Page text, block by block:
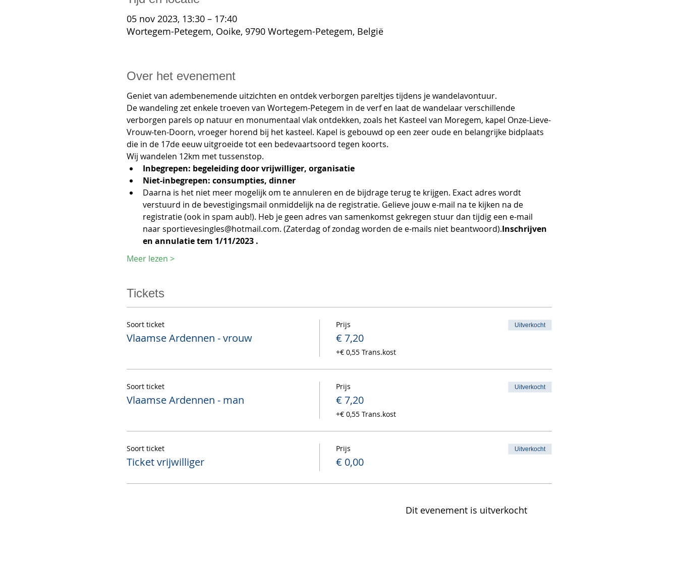
05 nov 2023, 13:30 – 17:40
Wortegem-Petegem, Ooike, 9790 Wortegem-Petegem, België
Over het evenement
Geniet van adembenemende uitzichten en ontdek verborgen pareltjes tijdens je wandelavontuur.
De wandeling zet enkele troeven van Wortegem-Petegem in de verf en laat de wandelaar verschillende
verborgen parels op natuur en monumentaal vlak ontdekken, zoals het Kasteel van Moregem, kapel Onze-Lieve-
Vrouw-ten-Doorn, vroeger horend bij het kasteel. Kapel is gebouwd op een zeer oude en belangrijke bidplaats
die in de 17de eeuw uitgroeide tot een bedevaartsoord tegen koorts.
Wij wandelen 12km met tussenstop.
Inbegrepen: begeleiding door vrijwilliger, organisatie
Niet-inbegrepen: consumpties, dinner
Daarna is het niet meer mogelijk om te annuleren en de bijdrage terug te krijgen. Exact adres wordt
verstuurd in de bevestigingsmail onmiddelijk na de registratie. Gelieve jouw e-mail na te kijken na de
registratie (ook in spam aub!). Heb je geen adres van samenkomst gekregen stuur dan tijdig een e-mail
naar sportievesingles@hotmail.com. (Zaterdag of zondag worden de e-mails niet beantwoord).Inschrijven
en annulatie tem 1/11/2023 .
Meer lezen >
Tickets
Soort ticket
Vlaamse Ardennen - vrouw
Prijs
€ 7,20
+€ 0,55 Trans.kost
Uitverkocht
Soort ticket
Vlaamse Ardennen - man
Prijs
€ 7,20
+€ 0,55 Trans.kost
Uitverkocht
Soort ticket
Ticket vrijwilliger
Prijs
€ 0,00
Uitverkocht
Dit evenement is uitverkocht